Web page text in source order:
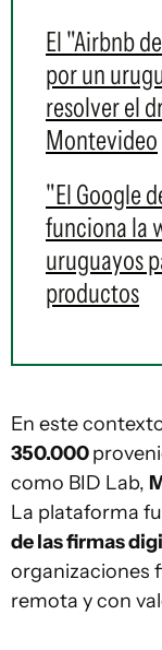
El "Airbnb
por un
resolver el
Montevideo
"El Google
funciona la
uruguayos
productos
En este
350.000
como BID Lab,
La plataforma
de las firmas
organizaciones
remota y con